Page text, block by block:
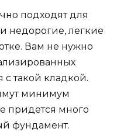
подходят для
недорогие, легкие
Вам не нужно
с такой кладкой.
минимум
придется много
фундамент.